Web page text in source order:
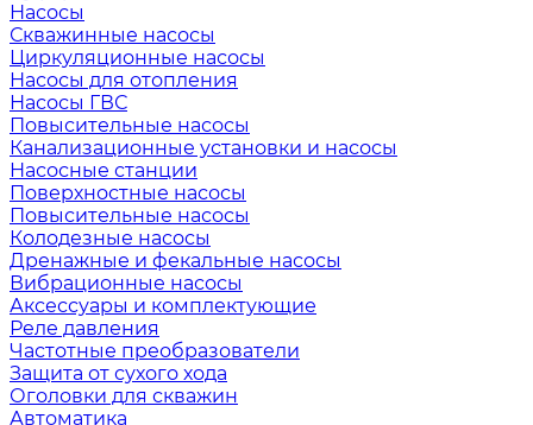
Насосы
Скважинные насосы
Циркуляционные насосы
Насосы для отопления
Насосы ГВС
Повысительные насосы
Канализационные установки и насосы
Насосные станции
Поверхностные насосы
Повысительные насосы
Колодезные насосы
Дренажные и фекальные насосы
Вибрационные насосы
Аксессуары и комплектующие
Реле давления
Частотные преобразователи
Защита от сухого хода
Оголовки для скважин
Автоматика